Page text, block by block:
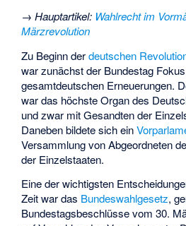
→Hauptartikel: Wahlrecht im
Märzrevolution
Zu Beginn derdeutschen
war zunächst der Bundestag
gesamtdeutschen Erneuerungen.
war das höchste Organ des
und zwar mit Gesandten der
Daneben bildete sich ein
Versammlung von Abgeordneten
der Einzelstaaten.
Eine der wichtigsten
Zeit war das Bundeswahlgesetz,
Bundestagsbeschlüsse vom 30.